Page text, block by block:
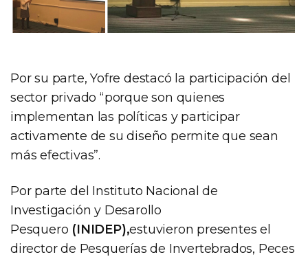
Por su parte, Yofre destacó la participación del
sector privado “porque son quienes
implementan las políticas y participar
activamente de su diseño permite que sean
más efectivas”.
Por parte del Instituto Nacional de
Investigación y Desarollo
Pesquero (INIDEP),estuvieron presentes el
director de Pesquerías de Invertebrados, Peces